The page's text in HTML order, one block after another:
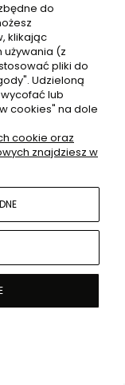
do
klikając
używania (z
pliki do
Udzieloną
lub
cookies" na dole
cookie oraz
znajdziesz w